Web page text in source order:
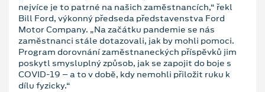
nejvíce je to patrné na našich zaměstnancích,“ řekl
Bill Ford, výkonný předseda představenstva Ford
Motor Company. „Na začátku pandemie se nás
zaměstnanci stále dotazovali, jak by mohli pomoci.
Program dorovnání zaměstnaneckých příspěvků jim
poskytl smysluplný způsob, jak se zapojit do boje s
COVID-19 – a to v době, kdy nemohli přiložit ruku k
dílu fyzicky.“